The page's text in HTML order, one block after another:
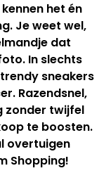
het én
Je weet wel,
dat
In slechts
sneakers
Razendsnel,
zonder twijfel
te boosten.
overtuigen
Shopping!